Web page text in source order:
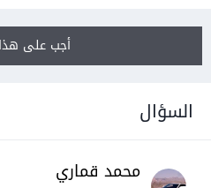
أجب على
السؤال
محمد قماري